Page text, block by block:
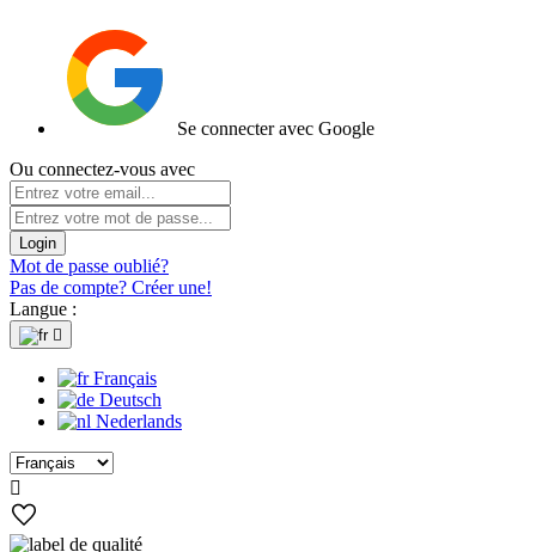
Se connecter avec Google
Ou connectez-vous avec
Login
Mot de passe oublié?
Pas de compte? Créer une!
Langue :

Français
Deutsch
Nederlands
